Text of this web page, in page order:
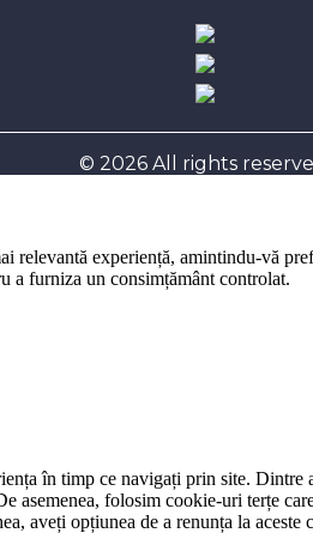
© 2026 All rights
relevantă experiență, amintindu-vă
a furniza un consimțământ controlat.
în timp ce navigați prin site.
asemenea, folosim cookie-uri terțe
aveți opțiunea de a renunța la